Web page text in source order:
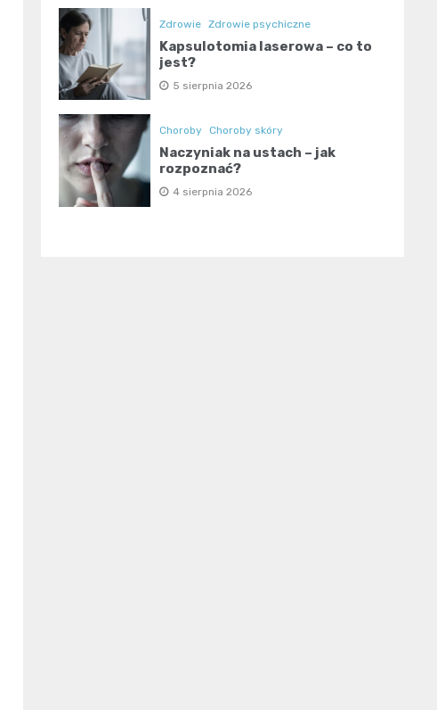
Zdrowie Zdrowie psychiczne
Kapsulotomia laserowa – co to
jest?
5 sierpnia 2026
Choroby Choroby skóry
Naczyniak na ustach – jak
rozpoznać?
4 sierpnia 2026